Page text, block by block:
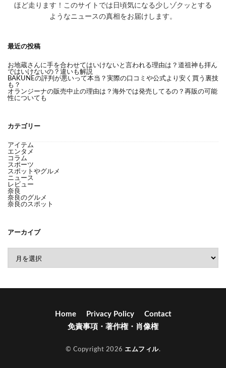
ほど走ります！このサイトでは日頃気になる少しゾクッとする
ようなニュースの真相をお届けします。
最近の投稿
お地蔵さんに手を合わせてはいけないと言われる理由は？道祖神も拝ん
ではいけないの？違いも解説
BAKUNEの評判が悪いって本当？実際の口コミや公式より安く買う裏技
も？
オランジーナの販売中止の理由は？海外では発売してるの？再販の可能
性についても
カテゴリー
アイテム
エンタメ
コラム
スポーツ
スポットやグルメ
ニュース
レビュー
奈良
奈良のグルメ
奈良のスポット
アーカイブ
Home Privacy Policy
Contact
免責事項・著作権・肖像権
© Copyright 2026 エムフィル.